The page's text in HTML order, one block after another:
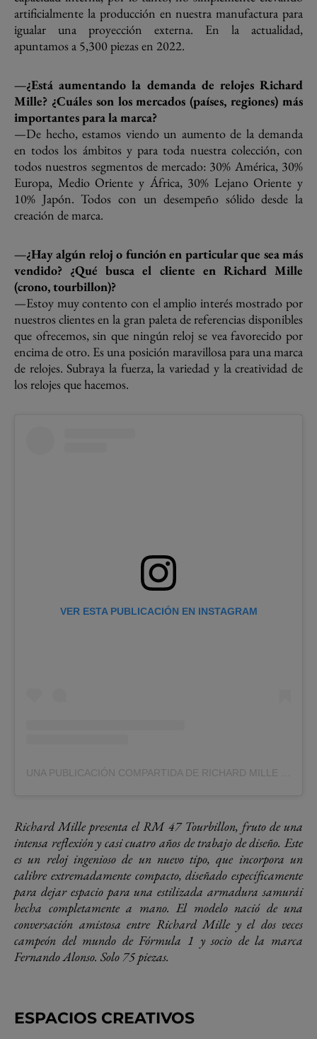
artificialmente la producción en nuestra manufactura para
igualar una proyección externa. En la actualidad,
apuntamos a 5,300 piezas en 2022.
—¿Está aumentando la demanda de relojes Richard
Mille? ¿Cuáles son los mercados (países, regiones) más
importantes para la marca?
—De hecho, estamos viendo un aumento de la demanda
en todos los ámbitos y para toda nuestra colección, con
todos nuestros segmentos de mercado: 30% América, 30%
Europa, Medio Oriente y África, 30% Lejano Oriente y
10% Japón. Todos con un desempeño sólido desde la
creación de marca.
—¿Hay algún reloj o función en particular que sea más
vendido? ¿Qué busca el cliente en Richard Mille
(crono, tourbillon)?
—Estoy muy contento con el amplio interés mostrado por
nuestros clientes en la gran paleta de referencias disponibles
que ofrecemos, sin que ningún reloj se vea favorecido por
encima de otro. Es una posición maravillosa para una marca
de relojes. Subraya la fuerza, la variedad y la creatividad de
los relojes que hacemos.
VER ESTA PUBLICACIÓN EN INSTAGRAM
Richard Mille presenta el RM 47 Tourbillon, fruto de una
intensa reflexión y casi cuatro años de trabajo de diseño. Este
es un reloj ingenioso de un nuevo tipo, que incorpora un
calibre extremadamente compacto, diseñado específicamente
para dejar espacio para una estilizada armadura samurái
hecha completamente a mano. El modelo nació de una
conversación amistosa entre Richard Mille y el dos veces
campeón del mundo de Fórmula 1 y socio de la marca
Fernando Alonso. Solo 75 piezas.
ESPACIOS CREATIVOS